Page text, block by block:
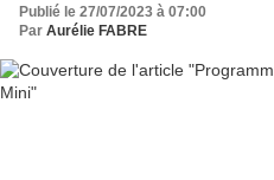
Publié le 27/07/2023 à 07:00
Par Aurélie FABRE